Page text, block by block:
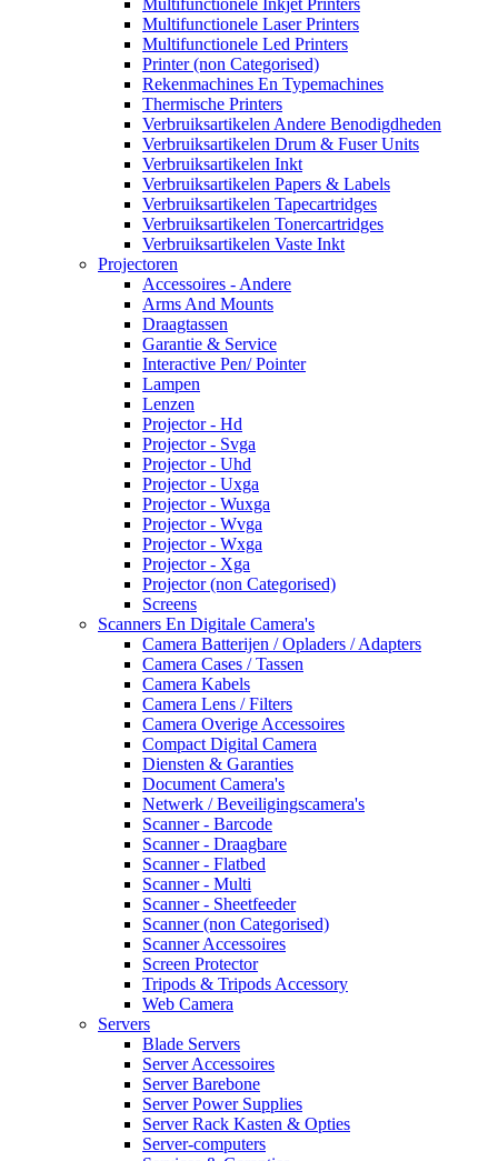
Multifunctionele Laser Printers
Multifunctionele Led Printers
Printer (non Categorised)
Rekenmachines En Typemachines
Thermische Printers
Verbruiksartikelen Andere Benodigdheden
Verbruiksartikelen Drum & Fuser Units
Verbruiksartikelen Inkt
Verbruiksartikelen Papers & Labels
Verbruiksartikelen Tapecartridges
Verbruiksartikelen Tonercartridges
Verbruiksartikelen Vaste Inkt
Projectoren
Accessoires - Andere
Arms And Mounts
Draagtassen
Garantie & Service
Interactive Pen/ Pointer
Lampen
Lenzen
Projector - Hd
Projector - Svga
Projector - Uhd
Projector - Uxga
Projector - Wuxga
Projector - Wvga
Projector - Wxga
Projector - Xga
Projector (non Categorised)
Screens
Scanners En Digitale Camera's
Camera Batterijen / Opladers / Adapters
Camera Cases / Tassen
Camera Kabels
Camera Lens / Filters
Camera Overige Accessoires
Compact Digital Camera
Diensten & Garanties
Document Camera's
Netwerk / Beveiligingscamera's
Scanner - Barcode
Scanner - Draagbare
Scanner - Flatbed
Scanner - Multi
Scanner - Sheetfeeder
Scanner (non Categorised)
Scanner Accessoires
Screen Protector
Tripods & Tripods Accessory
Web Camera
Servers
Blade Servers
Server Accessoires
Server Barebone
Server Power Supplies
Server Rack Kasten & Opties
Server-computers